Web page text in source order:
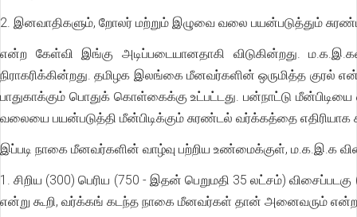
2. இனவாதிகளும், றோலர் மற்றும் இழுவை வலை பயன்படுத்தும்
என்ற கேள்வி இங்கு அடிப்படையானதாகி விடுகின்றது.
நிராகரிக்கின்றது. தமிழக இலங்கை மீனவர்களின் ஒருமித்த குரல்
பாதுகாக்கும் பொதுக் கொள்கைக்கு உட்பட்டது. பன்நாட்டு மீன்பிடியை
வலையை பயன்படுத்தி மீன்பிடிக்கும் சுரண்டல் வர்க்கத்தை எதிரியாக
இப்படி நாகை மீனவர்களின் வாழ்வு பற்றிய உண்மைக்குள், ம.க.இ.க
1. சிறிய (300) பெரிய (750 - இதன் பெறுமதி 35 லட்சம்)
என்று கூறி, வர்க்கங் கடந்த நாகை மீனவர்கள் தான் அனைவரும் என்ற